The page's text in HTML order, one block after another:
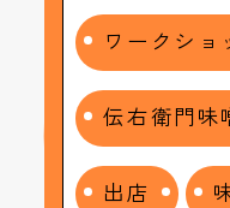
ワークショ
伝右衛門味
出店